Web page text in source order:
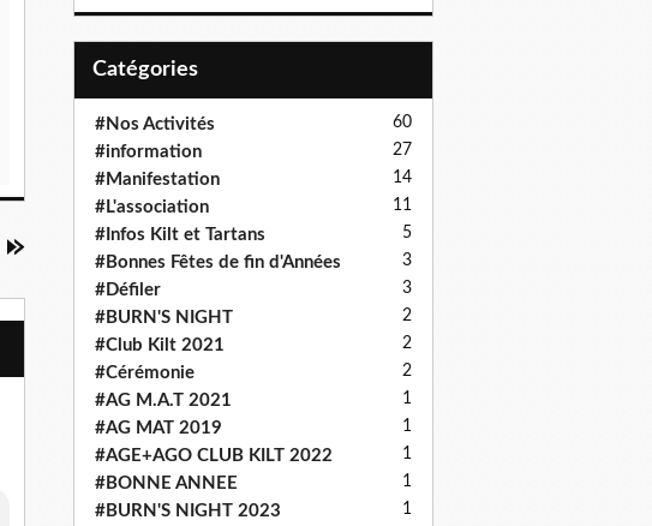
Catégories
#Nos Activités 60
#information 27
#Manifestation 14
#L'association 11
#Infos Kilt et Tartans 5
#Bonnes Fêtes de fin d'Années 3
#Défiler 3
#BURN'S NIGHT 2
#Club Kilt 2021 2
#Cérémonie 2
#AG M.A.T 2021 1
#AG MAT 2019 1
#AGE+AGO CLUB KILT 2022 1
#BONNE ANNEE 1
#BURN'S NIGHT 2023 1